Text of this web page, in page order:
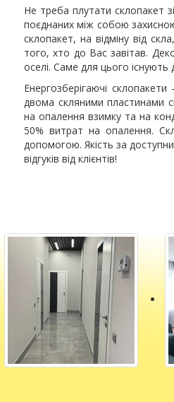
Не треба плутати склопакет
поєднаних між собою
склопакет, на відміну від
того, хто до Вас завітав.
оселі. Саме для цього існують
Енергозберігаючі
двома скляними пластинами
на опалення взимку та на
50% витрат на опалення.
допомогою. Якість за
відгуків від клієнтів!